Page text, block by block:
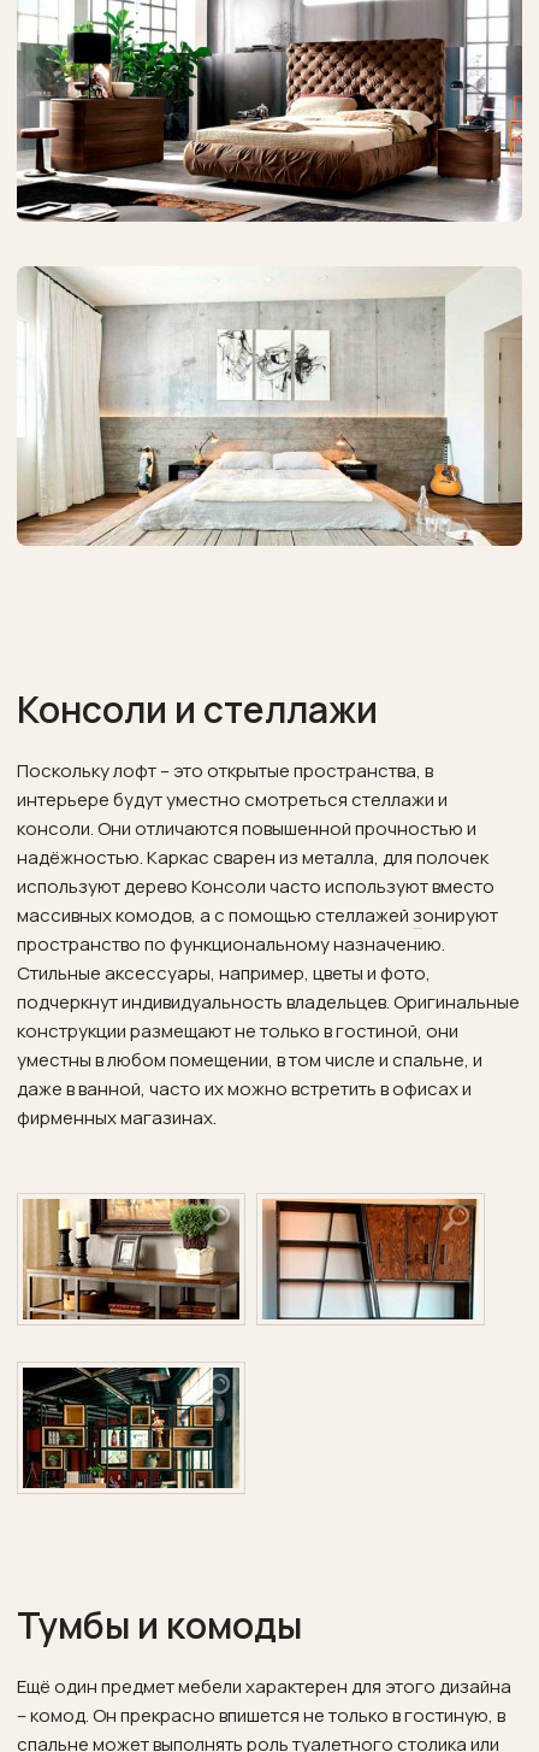
Консоли и стеллажи
Поскольку лофт – это открытые пространства, в
интерьере будут уместно смотреться стеллажии
консоли. Они отличаются повышенной прочностью и
надёжностью. Каркас сварен из металла, для полочек
используют дерево Консоли часто используют вместо
массивных комодов, а с помощью стеллажейзонируют
пространство по функциональному назначению.
Стильные аксессуары, например, цветы и фото,
подчеркнут индивидуальность владельцев. Оригинальные
конструкции размещают не только в гостиной, они
уместны в любом помещении, в том числе и спальне, и
даже в ванной, часто их можно встретить в офисах и
фирменных магазинах.
Тумбы и комоды
Ещё один предмет мебели характерен для этого дизайна
– комод. Он прекрасно впишется не только в гостиную, в
спальне может выполнять роль туалетного столика или